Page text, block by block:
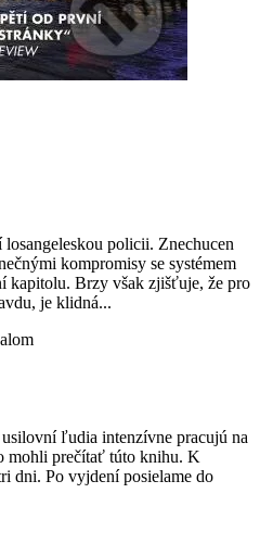
policii. Znechucen
kompromisy se systémem
kapitolu. Brzy však zjišťuje, že pro
je klidná...
ľudia intenzívne pracujú na
mohli prečítať túto knihu. K
dni. Po vyjdení posielame do